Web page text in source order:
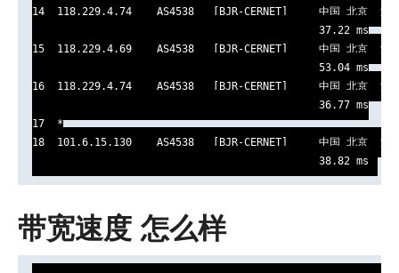
14  118.229.4.74    AS4538   [BJR-CERNET]     中国 北京  海
                                              37.22 ms
15  118.229.4.69    AS4538   [BJR-CERNET]     中国 北京  海
                                              53.04 ms
16  118.229.4.74    AS4538   [BJR-CERNET]     中国 北京  海
                                              36.77 ms
17  *
18  101.6.15.130    AS4538   [BJR-CERNET]     中国 北京  海
                                              38.82 ms
带宽速度 怎么样